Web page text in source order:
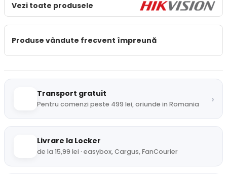
Vezi toate produsele
Produse vândute frecvent împreună
Transport gratuit
Pentru comenzi peste 499 lei, oriunde in Romania ›
Livrare la Locker
de la 15,99 lei · easybox, Cargus, FanCourier